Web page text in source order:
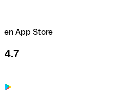
en App Store
4.7